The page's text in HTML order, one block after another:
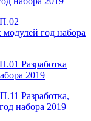
год набора
Разработка
2019
Разработка,
набора 2019